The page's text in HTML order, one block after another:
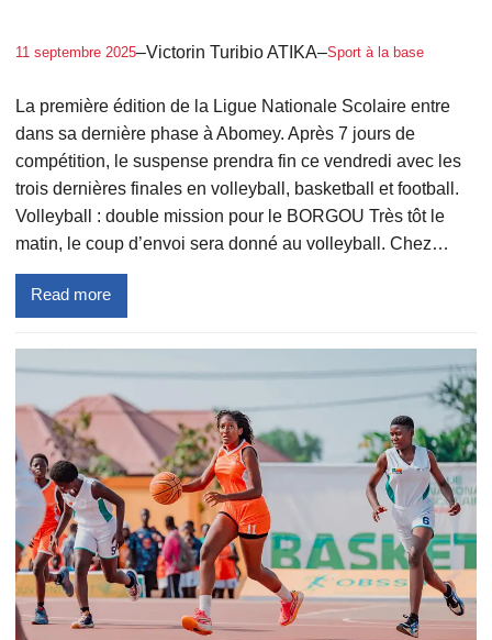
11 septembre 2025–Victorin Turibio ATIKA–Sport à la base
La première édition de la Ligue Nationale Scolaire entre
dans sa dernière phase à Abomey. Après 7 jours de
compétition, le suspense prendra fin ce vendredi avec les
trois dernières finales en volleyball, basketball et football.
Volleyball : double mission pour le BORGOU Très tôt le
matin, le coup d’envoi sera donné au volleyball. Chez…
Read more